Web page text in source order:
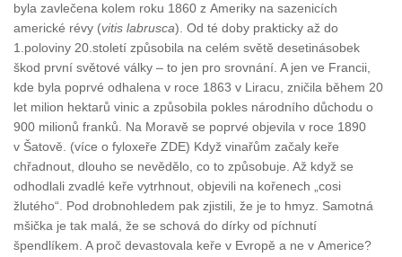
byla zavlečena kolem roku 1860 z Ameriky na sazenicích
americké révy (vitis labrusca). Od té doby prakticky až do
1.poloviny 20.století způsobila na celém světě desetinásobek
škod první světové války – to jen pro srovnání. A jen ve Francii,
kde byla poprvé odhalena v roce 1863 v Liracu, zničila během 20
let milion hektarů vinic a způsobila pokles národního důchodu o
900 milionů franků. Na Moravě se poprvé objevila v roce 1890
v Šatově. (více o fyloxeře ZDE) Když vinařům začaly keře
chřadnout, dlouho se nevědělo, co to způsobuje. Až když se
odhodlali zvadlé keře vytrhnout, objevili na kořenech „cosi
žlutého“. Pod drobnohledem pak zjistili, že je to hmyz. Samotná
mšička je tak malá, že se schová do dírky od píchnutí
špendlíkem. A proč devastovala keře v Evropě a ne v Americe?